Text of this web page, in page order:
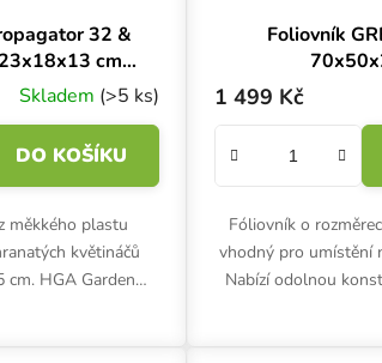
32 &
cm,
Skladem (>5 ks)
DO KOŠÍKU
měkkého plastu
květináčů
HGA Garden
Foliovník
1 499 Kč
Fóliovník o
vhodný pro umístění
Nabízí odolnou